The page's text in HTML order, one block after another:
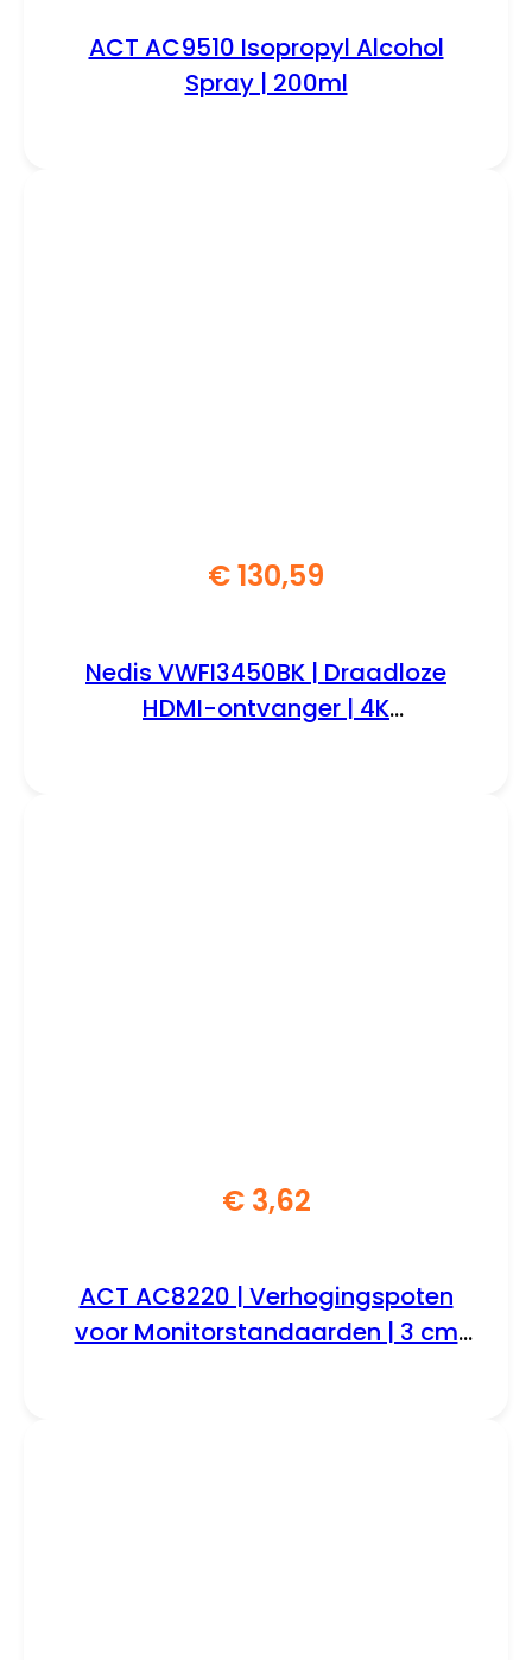
ACT AC9510 Isopropyl Alcohol
Spray | 200ml
€130,59
Nedis VWFI3450BK | Draadloze
HDMI-ontvanger | 4K
€3,62
ACT AC8220 | Verhogingspoten
voor Monitorstandaarden | 3 cm